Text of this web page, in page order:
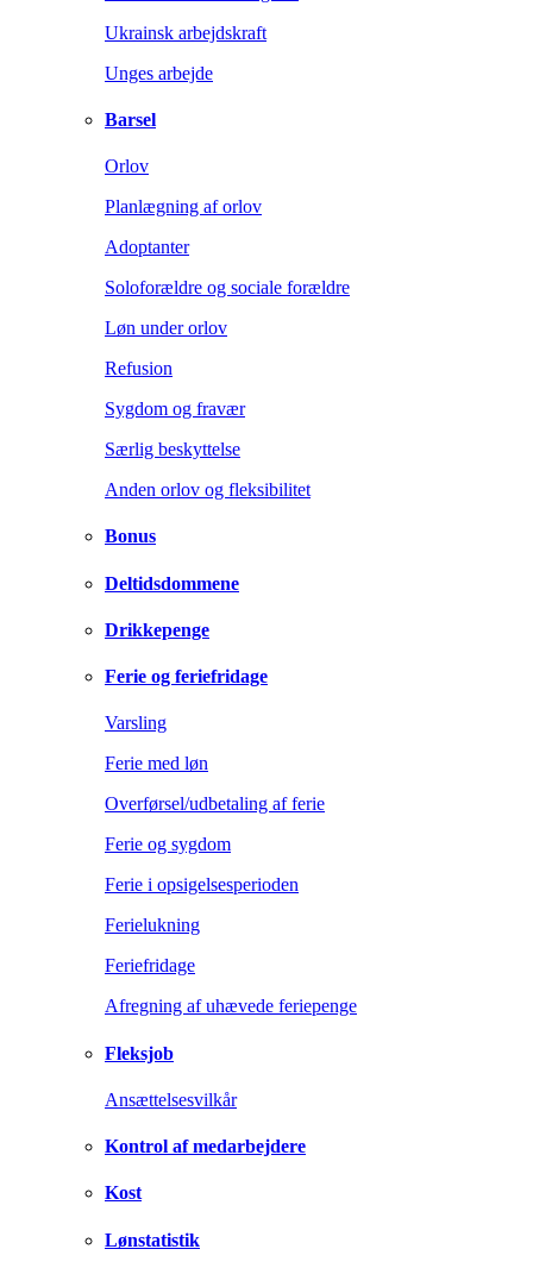
Ukrainsk arbejdskraft
Unges arbejde
Barsel
Orlov
Planlægning af orlov
Adoptanter
Soloforældre og sociale forældre
Løn under orlov
Refusion
Sygdom og fravær
Særlig beskyttelse
Anden orlov og fleksibilitet
Bonus
Deltidsdommene
Drikkepenge
Ferie og feriefridage
Varsling
Ferie med løn
Overførsel/udbetaling af ferie
Ferie og sygdom
Ferie i opsigelsesperioden
Ferielukning
Feriefridage
Afregning af uhævede feriepenge
Fleksjob
Ansættelsesvilkår
Kontrol af medarbejdere
Kost
Lønstatistik